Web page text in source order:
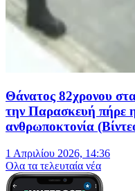
Θάνατος 82χρονου
την Παρασκευή πήρε
ανθρωποκτονία
1 Απριλίου 2026, 14:36
Oλα τα τελευταία νέα